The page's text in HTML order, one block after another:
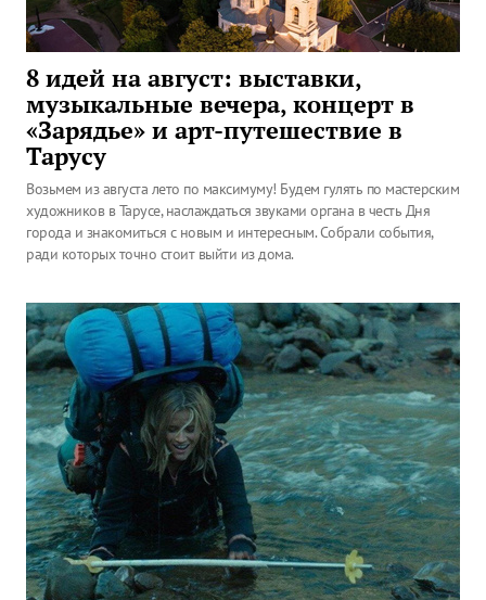
8 идей на август: выставки,
музыкальные вечера, концерт в
«Зарядье» и арт-путешествие в
Тарусу
Возьмем из августа лето по максимуму! Будем гулять по мастерским
художников в Тарусе, наслаждаться звуками органа в честь Дня
города и знакомиться с новым и интересным. Собрали события,
ради которых точно стоит выйти из дома.